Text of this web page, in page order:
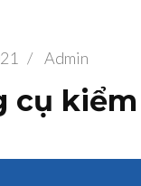
/ Admin
cụ